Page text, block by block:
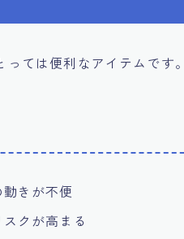
ては便利なアイテムです。
きが不便
クが高まる